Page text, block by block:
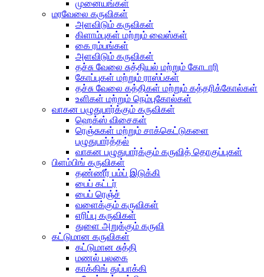
முனையங்கள்
மரவேலை கருவிகள்
அளவிடும் கருவிகள்
கிளாம்புகள் மற்றும் வைஸ்கள்
கை ரம்பங்கள்
அளவிடும் கருவிகள்
தச்சு வேலை சுத்தியல் மற்றும் கோடாரி
கோப்புகள் மற்றும் ராஸ்ப்கள்
தச்சு வேலை கத்திகள் மற்றும் கத்தரிக்கோல்கள்
உளிகள் மற்றும் நெம்புகோல்கள்
வாகன பழுதுபார்க்கும் கருவிகள்
ஹெக்ஸ் விசைகள்
ரெஞ்சுகள் மற்றும் சாக்கெட்டுகளை
பழுதுபார்த்தல்
வாகன பழுதுபார்க்கும் கருவித் தொகுப்புகள்
பிளம்பிங் கருவிகள்
தண்ணீர் பம்ப் இடுக்கி
பைப் கட்டர்
பைப் ரெஞ்ச்
வளைக்கும் கருவிகள்
எரிப்பு கருவிகள்
துளை அறுக்கும் கருவி
கட்டுமான கருவிகள்
கட்டுமான சுத்தி
மணல் பலகை
காக்கிங் துப்பாக்கி